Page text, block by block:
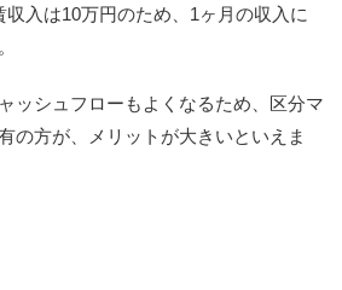
入は10万円のため、1ヶ月の収入に
ッシュフローもよくなるため、区分マ
の方が、メリットが大きいといえま